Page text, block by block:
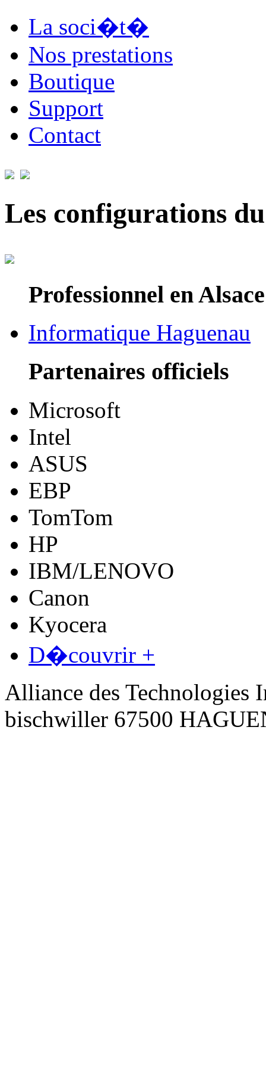
La soci�t�
Nos prestations
Boutique
Support
Contact
Les configurations
Professionnel en Alsace
Informatique Haguenau
Partenaires officiels
Microsoft
Intel
ASUS
EBP
TomTom
HP
IBM/LENOVO
Canon
Kyocera
D�couvrir +
Alliance des Technologies
bischwiller 67500